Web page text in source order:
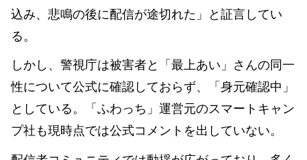
込み、悲鳴の後に配信が途切れた」と証言してい
る。
しかし、警視庁は被害者と「最上あい」さんの同一
性について公式に確認しておらず、「身元確認中」
としている。「ふわっち」運営元のスマートキャン
プ社も現時点では公式コメントを出していない。